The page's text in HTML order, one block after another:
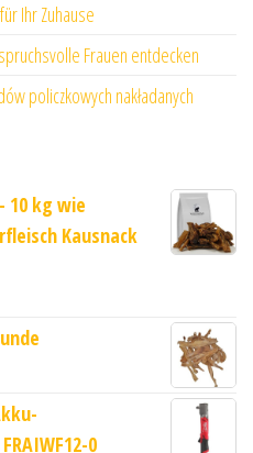
Ihr Zuhause
Frauen entdecken
policzkowych nakładanych
10 kg wie
Kausnack
0